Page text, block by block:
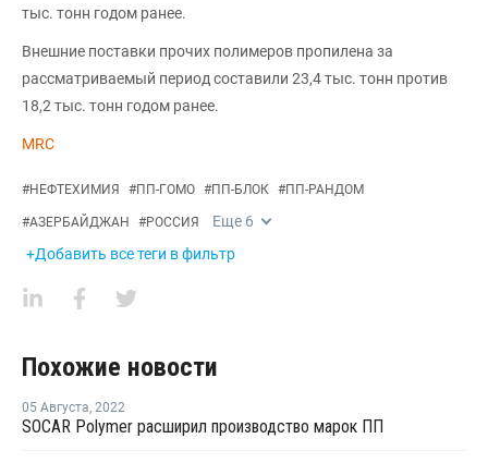
тыс. тонн годом ранее.
Внешние поставки прочих полимеров пропилена за
рассматриваемый период составили 23,4 тыс. тонн против
18,2 тыс. тонн годом ранее.
MRC
#НЕФТЕХИМИЯ #ПП-ГОМО #ПП-БЛОК #ПП-РАНДОМ
#АЗЕРБАЙДЖАН #РОССИЯ Еще 6
+Добавить все теги в фильтр
Похожие новости
05 Августа, 2022
SOCAR Polymer расширил производство марок ПП